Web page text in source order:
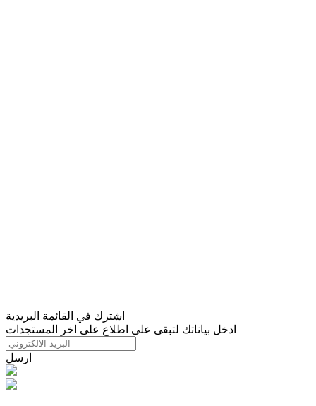
اشترك في القائمة البريدية
ادخل بياناتك لتبقى على اطلاع على اخر المستجدات
ارسل